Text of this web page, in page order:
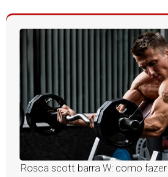
Rosca scott barra W: como